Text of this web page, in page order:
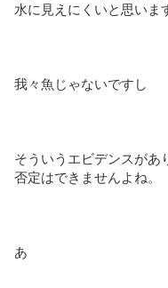
水に見えにくいと思いま
我々魚じゃないですし
そういうエビデンスがあ
否定はできませんよね。
あ